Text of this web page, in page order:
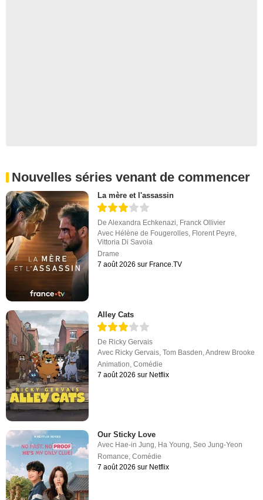
Nouvelles séries venant de commencer
La mère et l'assassin
DeAlexandra Echkenazi, Franck Ollivier
Avec Hélène de Fougerolles, Florent Peyre,
Vittoria Di Savoia
Drame
7 août 2026 sur France.TV
Alley Cats
De Ricky Gervais
Avec Ricky Gervais,Tom Basden,Andrew Brooke
Animation,Comédie
7 août 2026 sur Netflix
Our Sticky Love
Avec Hae-in Jung Ha Young ,Seo Jung-Yeon
Romance ,Comédie
7 août 2026 sur Netflix